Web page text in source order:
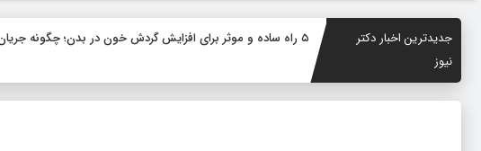
جدیدترین اخبار دکتر
نیوز
۵ راه ساده و موثر برای افزایش گردش خون در بدن؛ چگونه جریان خون را بهبود دهیم؟